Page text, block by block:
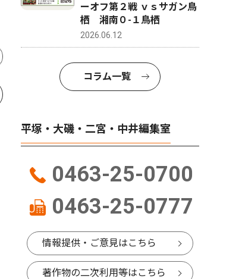
の 小林 祐佳子さん 平塚市
開幕戦
ーオフ第２戦 ｖｓサガン鳥
栖 湘南０-１鳥栖
2026.06.12
コラム一覧
平塚・大磯・二宮・中井編集室
0463-25-0700
0463-25-0777
情報提供・ご意見はこちら
著作物の二次利用等はこちら